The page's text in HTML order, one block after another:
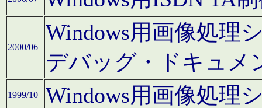
2000/06
Windows用画像処理
デバッグ・ドキュメ
1999/10 Windows用画像処理